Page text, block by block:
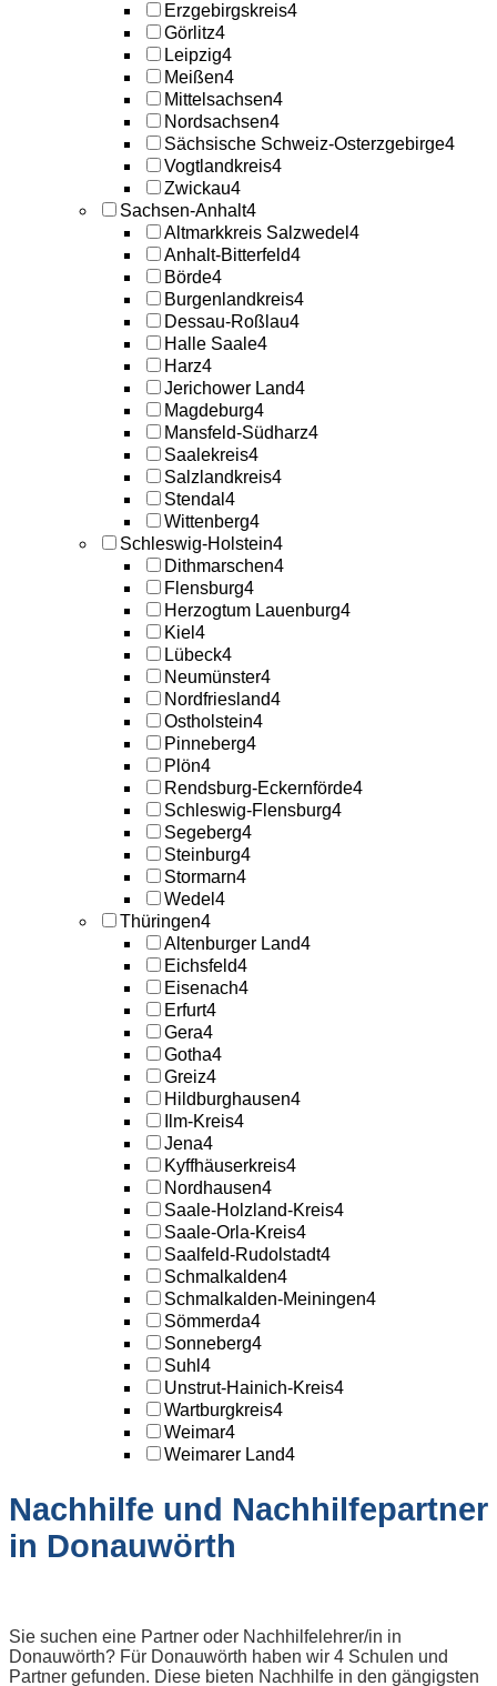
Erzgebirgskreis4
Görlitz4
Leipzig4
Meißen4
Mittelsachsen4
Nordsachsen4
Sächsische Schweiz-Osterzgebirge4
Vogtlandkreis4
Zwickau4
Sachsen-Anhalt4
Altmarkkreis Salzwedel 4
Anhalt-Bitterfeld4
Börde4
Burgenlandkreis4
Dessau-Roßlau4
Halle Saale4
Harz4
Jerichower Land4
Magdeburg4
Mansfeld-Südharz4
Saalekreis4
Salzlandkreis4
Stendal 4
Wittenberg4
Schleswig-Holstein4
Dithmarschen4
Flensburg4
Herzogtum Lauenburg4
Kiel 4
Lübeck4
Neumünster4
Nordfriesland4
Ostholstein4
Pinneberg4
Plön4
Rendsburg-Eckernförde4
Schleswig-Flensburg4
Segeberg4
Steinburg4
Stormarn4
Wedel 4
Thüringen4
Altenburger Land4
Eichsfeld4
Eisenach4
Erfurt4
Gera4
Gotha4
Greiz4
Hildburghausen4
Ilm-Kreis4
Jena4
Kyffhäuserkreis4
Nordhausen4
Saale-Holzland-Kreis4
Saale-Orla-Kreis4
Saalfeld-Rudolstadt4
Schmalkalden4
Schmalkalden-Meiningen4
Sömmerda4
Sonneberg4
Suhl 4
Unstrut-Hainich-Kreis4
Wartburgkreis4
Weimar4
Weimarer Land4
Nachhilfe und Nachhilfepartner
in Donauwörth
Sie suchen eine Partner oder Nachhilfelehrer/in in
Donauwörth? Für Donauwörth haben wir 4 Schulen und
Partner gefunden. Diese bieten Nachhilfe in den gängigsten